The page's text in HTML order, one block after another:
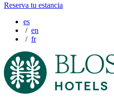
Reserva tu estancia
es
en
fr